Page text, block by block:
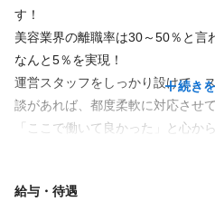
完全希望休(月8日)
長期休暇可(連休可)
仕事内容
施術を中心としたサロン内業務
ミント入社した年月
半年～1年は年に3日
1年～2年は年に4日
2年～3年は年に5日
3年～4年は年に8日
4年～5年は年に8日+1
※対象店舗のみ。詳しくはお問い合
す！
美容業界の離職率は30～50％と言
なんと5％を実現！
運営スタッフをしっかり設けて、
談があれば、都度柔軟に対応させ
「ここで働いて良かった」と心か
続き
給与・待遇